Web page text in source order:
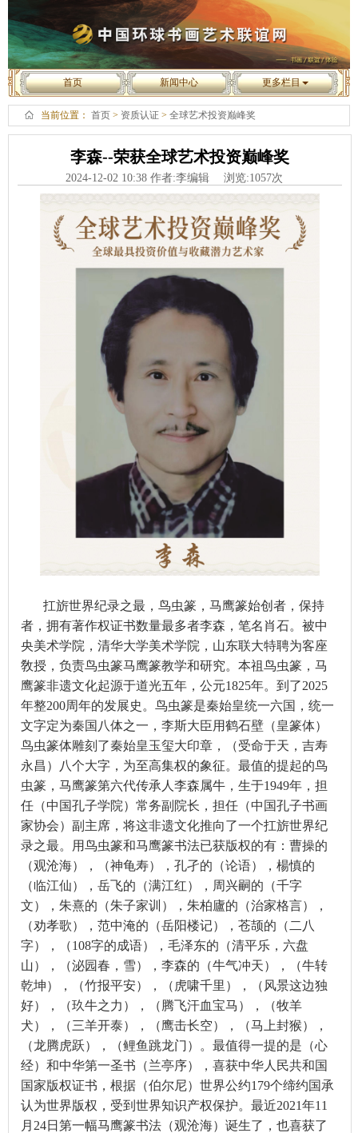
首页 新闻中心 更多栏目
当前位置： 首页 > 资质认证 > 全球艺术投资巅峰奖
李森--荣获全球艺术投资巅峰奖
2024-12-02 10:38 作者:李编辑 浏览:1057次
扛旂世界纪录之最，鸟虫篆，马鹰篆始创者，保持
者，拥有著作权证书数量最多者李森，笔名肖石。被中
央美术学院，清华大学美术学院，山东联大特聘为客座
敎授，负责鸟虫篆马鹰篆教学和研究。本祖鸟虫篆，马
鹰篆非遗文化起源于道光五年，公元1825年。到了2025
年整200周年的发展史。鸟虫篆是秦始皇统一六国，统一
文字定为秦国八体之一，李斯大臣用鹤石壁（皇篆体）
鸟虫篆体雕刻了秦始皇玉玺大印章，（受命于天，吉寿
永昌）八个大字，为至高集权的象征。最值的提起的鸟
虫篆，马鹰篆第六代传承人李森属牛，生于1949年，担
任（中国孔子学院）常务副院长，担任（中国孔子书画
家协会）副主席，将这非遗文化推向了一个扛旂世界纪
录之最。用鸟虫篆和马鹰篆书法已获版权的有：曹操的
（观沧海），（神龟寿），孔孑的（论语），楊慎的
（临江仙），岳飞的（满江红），周兴嗣的（千字
文），朱熹的（朱子家训），朱柏廬的（治家格言），
（劝孝歌），范中淹的（岳阳楼记），苍颉的（二八
字），（108字的成语），毛泽东的（清平乐，六盘
山），（泌园春，雪），李森的（牛气冲天），（牛转
乾坤），（竹报平安），（虎啸千里），（风景这边独
好），（玖牛之力），（腾飞汗血宝马），（牧羊
犬），（三羊开泰），（鹰击长空），（马上封猴），
（龙腾虎跃），（鲤鱼跳龙门）。最值得一提的是（心
经）和中华第一圣书（兰亭序），喜获中华人民共和国
国家版权证书，根据（伯尔尼）世界公约179个缔约国承
认为世界版权，受到世界知识产权保护。最近2021年11
月24日第一幅马鹰篆书法（观沧海）诞生了，也喜获了